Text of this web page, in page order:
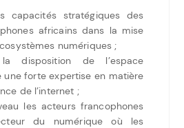
capacités stratégiques des
africains dans la mise
numériques ;
disposition de l’espace
une forte expertise en matière
de l’internet ;
les acteurs francophones
du numérique où les